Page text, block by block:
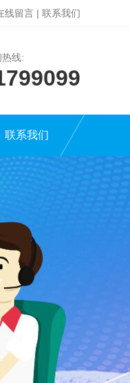
线留言 | 联系我们
线:
联系我们